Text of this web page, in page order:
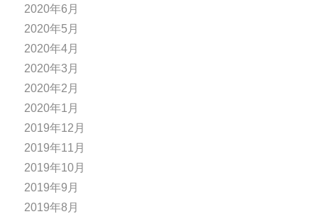
2020年6月
2020年5月
2020年4月
2020年3月
2020年2月
2020年1月
2019年12月
2019年11月
2019年10月
2019年9月
2019年8月